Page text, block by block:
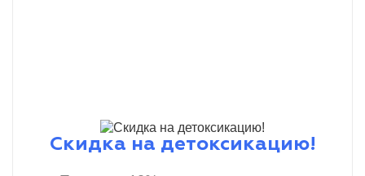
Скидка на детоксикацию!